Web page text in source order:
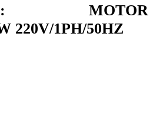
MOTOR
220V/1PH/50HZ